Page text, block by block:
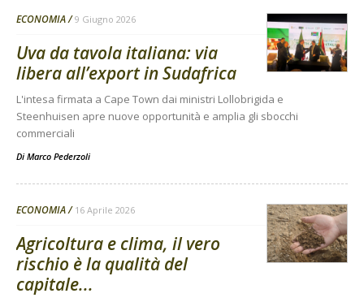
ECONOMIA 9 Giugno 2026
Uva da tavola italiana: via
libera all’export in Sudafrica
L'intesa firmata a Cape Town dai ministri Lollobrigida e
Steenhuisen apre nuove opportunità e amplia gli sbocchi
commerciali
Di Marco Pederzoli
ECONOMIA 16 Aprile 2026
Agricoltura e clima, il vero
rischio è la qualità del
capitale...